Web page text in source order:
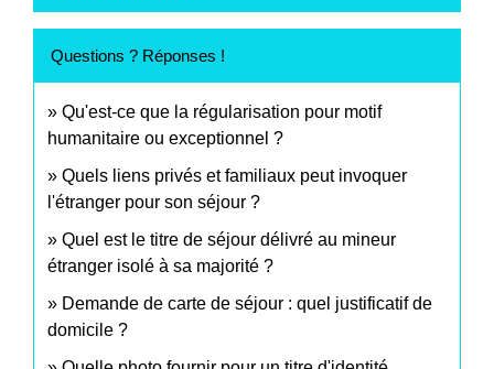
Questions ? Réponses !
Qu'est-ce que la régularisation pour motif
humanitaire ou exceptionnel ?
Quels liens privés et familiaux peut invoquer
l'étranger pour son séjour ?
Quel est le titre de séjour délivré au mineur
étranger isolé à sa majorité ?
Demande de carte de séjour : quel justificatif de
domicile ?